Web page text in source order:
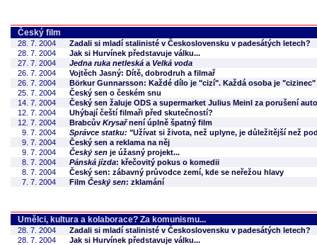
Český film
28. 7. 2004
Zadali si mladí stalinisté v Československu v padesátých letech?
28. 7. 2004
Jak si Hurvínek představuje válku...
27. 7. 2004
Jedna ruka netleská a Velká voda
26. 7. 2004
Vojtěch Jasný: Dítě, dobrodruh a filmař
26. 7. 2004
Börkur Gunnarsson: Každé dílo je "cizí". Každá osoba je "cizinec"
25. 7. 2004
Český sen o českém snu
14. 7. 2004
Český sen žaluje ODS a supermarket Julius Meinl za porušení
12. 7. 2004
Uhýbají čeští filmaři před skutečností?
12. 7. 2004
Brabcův Krysařnení úplně špatný film
9. 7. 2004
Správce statku: "Užívat si života, než uplyne, je důležitější než
9. 7. 2004
Český sen a reklama na něj
9. 7. 2004
Český sen je úžasný projekt...
8. 7. 2004
Pánská jízda: křečovitý pokus o komedii
8. 7. 2004
Český sen: zábavný průvodce zemí, kde se neřežou hlavy
7. 7. 2004
Film Český sen: zklamání
Umělci, kultura a kolaborace? Za komunismu...
28. 7. 2004
Zadali si mladí stalinisté v Československu v padesátých letech?
28. 7. 2004
Jak si Hurvínek představuje válku...